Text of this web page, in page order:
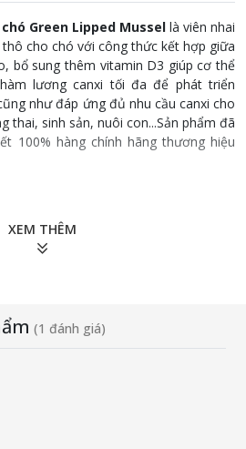
Green Lipped Mussel là viên nhai
cho chó với công thức kết hợp giữa
bổ sung thêm vitamin D3 giúp cơ thể
lương canxi tối đa để phát triển
như đáp ứng đủ nhu cầu canxi cho
thai, sinh sản, nuôi con...Sản phẩm đã
100% hàng chính hãng thương hiệu
68,9% protein thô, 8,6% chất béo thô,
xơ thô.
gelatin 163 g
vón magie stearat.
XEM THÊM
(1 đánh giá)